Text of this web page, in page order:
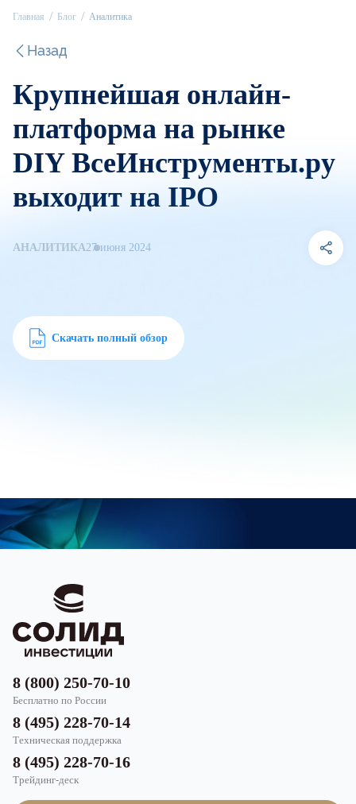
Главная Блог Аналитика
Назад
Крупнейшая онлайн-
платформа на рынке
DIY ВсеИнструменты.ру
выходит на IPO
АНАЛИТИКА27 июня 2024
Скачать полный обзор
8 (800) 250-70-10
Бесплатно по России
8 (495) 228-70-14
Техническая поддержка
8 (495) 228-70-16
Трейдинг-деск